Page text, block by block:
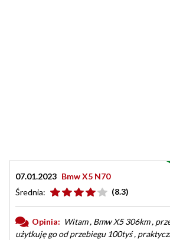
07.01.2023 Bmw X5 N70
Średnia:
(8.3)
Opinia: Witam , Bmw X5 306km ,
użytkuję go od przebiegu 100tyś ,